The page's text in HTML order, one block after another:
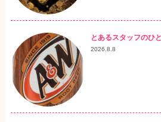
とあるスタッフのひ
2026.8.8